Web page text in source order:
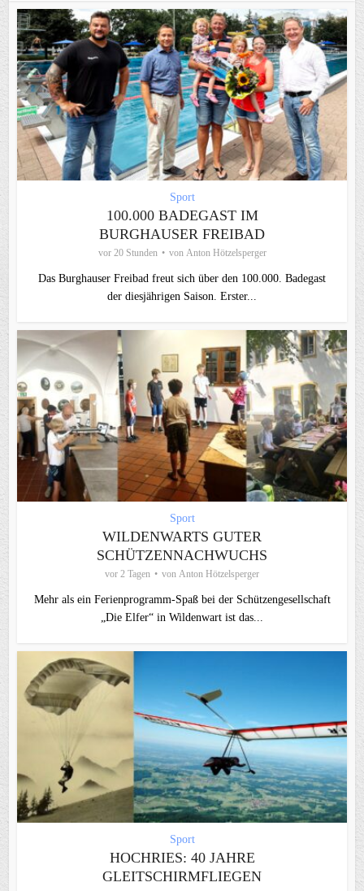
Sport
100.000 BADEGAST IM
BURGHAUSER FREIBAD
vor 20 Stunden von Anton Hötzelsperger
Das Burghauser Freibad freut sich über den 100.000. Badegast
der diesjährigen Saison. Erster...
Sport
WILDENWARTS GUTER
SCHÜTZENNACHWUCHS
vor 2 Tagen von Anton Hötzelsperger
Mehr als ein Ferienprogramm-Spaß bei der Schützengesellschaft
„Die Elfer“ in Wildenwart ist das...
Sport
HOCHRIES: 40 JAHRE
GLEITSCHIRMFLIEGEN